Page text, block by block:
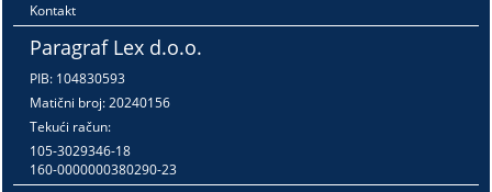
Kontakt
Paragraf Lex d.o.o.
PIB: 104830593
Matični broj: 20240156
Tekući račun:
105-3029346-18
160-0000000380290-23